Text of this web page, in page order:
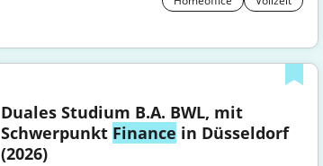
Duales Studium B.A. BWL, mit
Schwerpunkt Finance in Düsseldorf
(2026)